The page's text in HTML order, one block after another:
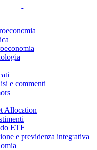
e commenti
Allocation
ETF
e previdenza integrativa